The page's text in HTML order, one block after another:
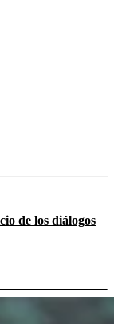
de los diálogos